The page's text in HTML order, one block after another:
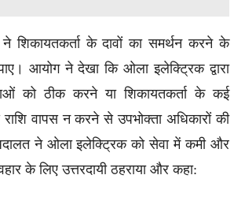
शिकायतकर्ता के दावों का समर्थन करने के
आयोग ने देखा कि ओला इलेक्ट्रिक द्वारा
को ठीक करने या शिकायतकर्ता के कई
वापस न करने से उपभोक्ता अधिकारों की
ने ओला इलेक्ट्रिक को सेवा में कमी और
के लिए उत्तरदायी ठहराया और कहा: